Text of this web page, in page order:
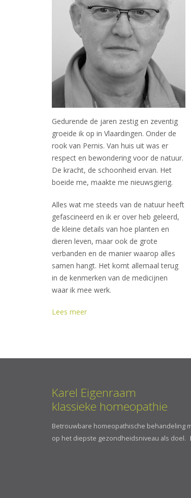
Gedurende de jaren zestig en zeventig
groeide ik op in Vlaardingen. Onder de
rook van Pernis. Van huis uit was er
respect en bewondering voor de natuur.
De kracht, de schoonheid ervan. Het
boeide me, maakte me nieuwsgierig.
Alles wat me steeds van de natuur heeft
gefascineerd en ik er over heb geleerd,
de kleine details van hoe planten en
dieren leven, maar ook de grote
verbanden en de manier waarop alles
samen hangt. Het komt allemaal terug
in de kenmerken van de medicijnen
waar ik mee werk.
Lees meer
Karel Eigenraam
klassieke homeopathie
Betrouwbare homeopathische behandeling
op het diepste gezondheidsniveau als doel.